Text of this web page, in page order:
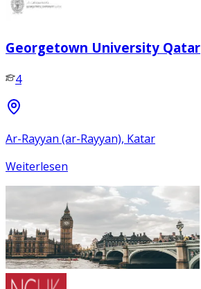
Georgetown University Qatar
4
Ar-Rayyan (ar-Rayyan), Katar
Weiterlesen